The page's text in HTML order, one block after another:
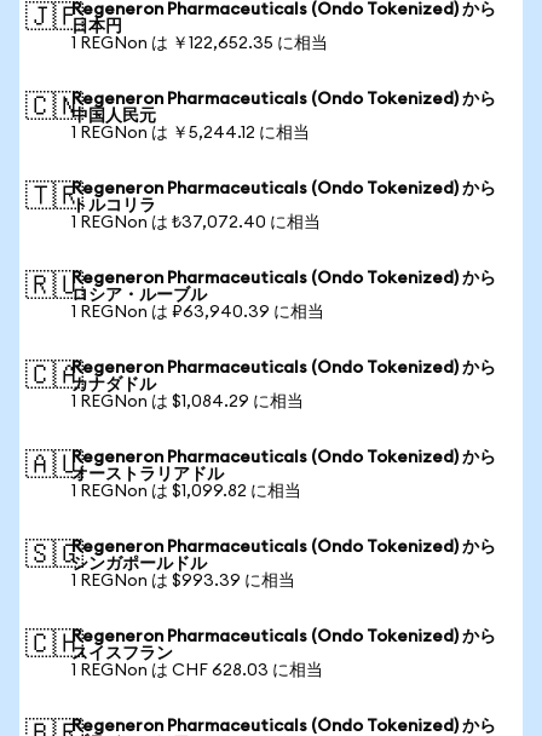
🇯🇵Regeneron Pharmaceuticals (Ondo Tokenized) から
日本円
1 REGNon は ￥122,652.35 に相当
🇨🇳Regeneron Pharmaceuticals (Ondo Tokenized) から
中国人民元
1 REGNon は ￥5,244.12 に相当
🇹🇷Regeneron Pharmaceuticals (Ondo Tokenized) から
トルコリラ
1 REGNon は ₺37,072.40 に相当
🇷🇺Regeneron Pharmaceuticals (Ondo Tokenized) から
ロシア・ルーブル
1 REGNon は ₽63,940.39 に相当
🇨🇦Regeneron Pharmaceuticals (Ondo Tokenized) から
カナダドル
1 REGNon は $1,084.29 に相当
🇦🇺Regeneron Pharmaceuticals (Ondo Tokenized) から
オーストラリアドル
1 REGNon は $1,099.82 に相当
🇸🇬Regeneron Pharmaceuticals (Ondo Tokenized) から
シンガポールドル
1 REGNon は $993.39 に相当
🇨🇭Regeneron Pharmaceuticals (Ondo Tokenized) から
スイスフラン
1 REGNon は CHF 628.03 に相当
Regeneron Pharmaceuticals (Ondo Tokenized) から